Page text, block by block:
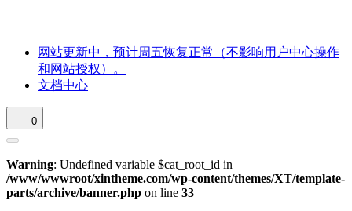
网站更新中，预计周五恢复正常（不影响用户中心操作
和网站授权）。
文档中心
0
Warning: Undefined variable $cat_root_id in
/www/wwwroot/xintheme.com/wp-content/themes/XT/template-
parts/archive/banner.php on line 33